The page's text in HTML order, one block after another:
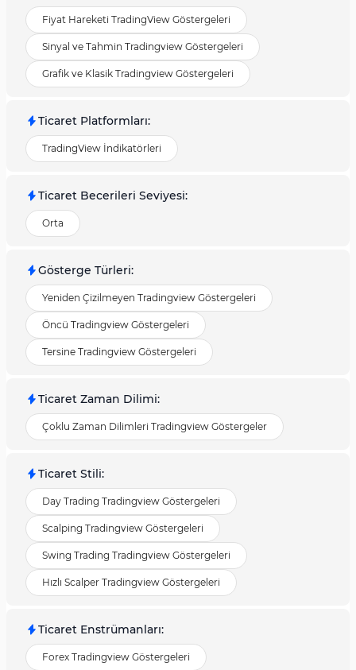
Fiyat Hareketi TradingView Göstergeleri
Sinyal ve Tahmin Tradingview Göstergeleri
Grafik ve Klasik Tradingview Göstergeleri
Ticaret Platformları:
TradingView İndikatörleri
Ticaret Becerileri Seviyesi:
Orta
Gösterge Türleri:
Yeniden Çizilmeyen Tradingview Göstergeleri
Öncü Tradingview Göstergeleri
Tersine Tradingview Göstergeleri
Ticaret Zaman Dilimi:
Çoklu Zaman Dilimleri Tradingview Göstergeler
Ticaret Stili:
Day Trading Tradingview Göstergeleri
Scalping Tradingview Göstergeleri
Swing Trading Tradingview Göstergeleri
Hızlı Scalper Tradingview Göstergeleri
Ticaret Enstrümanları:
Forex Tradingview Göstergeleri